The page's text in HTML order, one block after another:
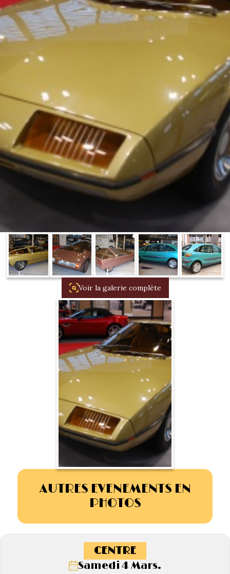
Notre local
Liens
La Revue
Bibliographie
Présentation 7
Présentation 11
Présentation 15 six
1934/1941
Evolution 11 –
1945/1952
Evolution 11 –
1952/1957
La 15/6 G –
1938/1947
La 15/6 D –
La 15/6 H –
1954/1956
Voir la galerie complète
AUTRES EVENEMENTS EN
PHOTOS
CENTRE
Samedi 4 Mars.